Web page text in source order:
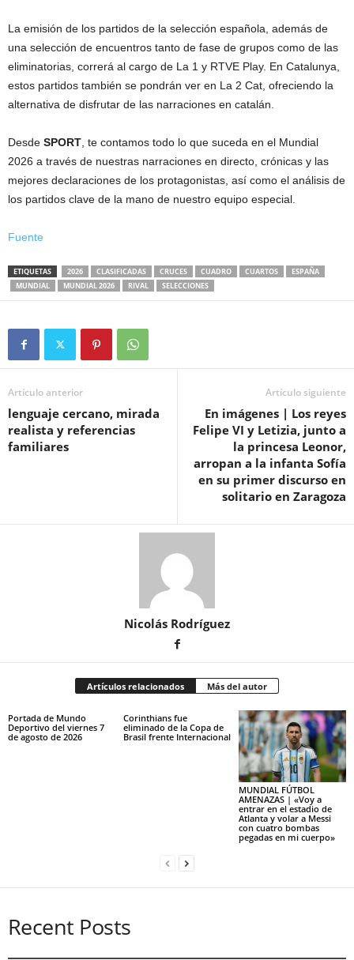
La emisión de los partidos de la selección española, además de
una selección de encuentros tanto de fase de grupos como de las
eliminatorias, correrá al cargo de La 1 y RTVE Play. En Catalunya,
estos partidos también se pondrán ver en La 2 Cat, ofreciendo la
alternativa de disfrutar de las narraciones en catalán.
Desde SPORT , te contamos todo lo que suceda en el Mundial
2026 a través de nuestras narraciones en directo, crónicas y las
mejores declaraciones de los protagonistas, así como el análisis de
los partidos clave de la mano de nuestro equipo especial.
Fuente
ETIQUETAS 2026 CLASIFICADAS CRUCES CUADRO CUARTOS
ESPAÑA
MUNDIAL
MUNDIAL 2026 RIVAL SELECCIONES
Artículo anterior
lenguaje cercano, mirada
realista y referencias
familiares
Artículo siguiente
En imágenes | Los reyes
Felipe VI y Letizia, junto a
la princesa Leonor,
arropan a la infanta Sofía
en su primer discurso en
solitario en Zaragoza
Nicolás Rodríguez
Artículos relacionados Más del autor
Portada de Mundo
Deportivo del viernes 7
de agosto de 2026
Corinthians fue
eliminado de la Copa de
Brasil frente Internacional
MUNDIAL FÚTBOL
AMENAZAS | «Voy a
entrar en el estadio de
Atlanta y volar a Messi
con cuatro bombas
pegadas en mi cuerpo»
Recent Posts